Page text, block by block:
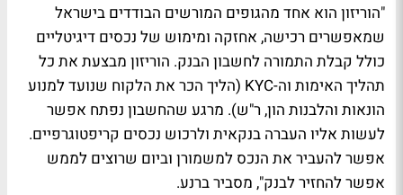
"הוריזון הוא אחד מהגופים המורשים הבודדים בישראל
שמאפשרים רכישה, אחזקה ומימוש של נכסים דיגיטליים
כולל קבלת התמורה לחשבון הבנק. הוריזון מבצעת את כל
תהליך האימות וה-KYC (הליך הכר את הלקוח שנועד למנוע
הונאות והלבנות הון, ר"ש). מרגע שהחשבון נפתח אפשר
לעשות אליו העברה בנקאית ולרכוש נכסים קריפטוגרפיים.
אפשר להעביר את הנכס למשמורן וביום שרוצים לממש
אפשר להחזיר לבנק", מסביר ברנע.